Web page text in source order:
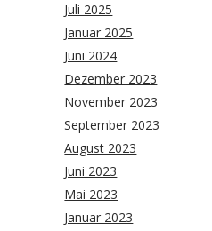
Juli 2025
Januar 2025
Juni 2024
Dezember 2023
November 2023
September 2023
August 2023
Juni 2023
Mai 2023
Januar 2023